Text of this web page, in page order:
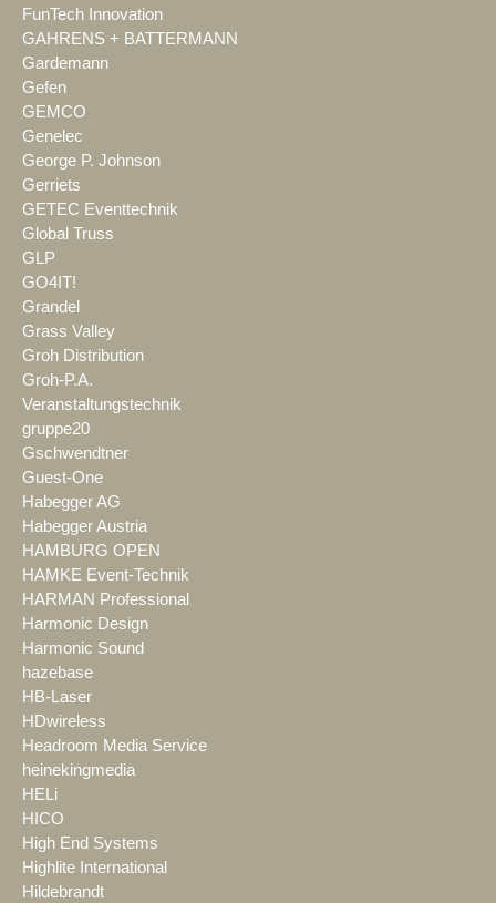
FunTech Innovation
GAHRENS + BATTERMANN
Gardemann
Gefen
GEMCO
Genelec
George P. Johnson
Gerriets
GETEC Eventtechnik
Global Truss
GLP
GO4IT!
Grandel
Grass Valley
Groh Distribution
Groh-P.A.
Veranstaltungstechnik
gruppe20
Gschwendtner
Guest-One
Habegger AG
Habegger Austria
HAMBURG OPEN
HAMKE Event-Technik
HARMAN Professional
Harmonic Design
Harmonic Sound
hazebase
HB-Laser
HDwireless
Headroom Media Service
heinekingmedia
HELi
HICO
High End Systems
Highlite International
Hildebrandt